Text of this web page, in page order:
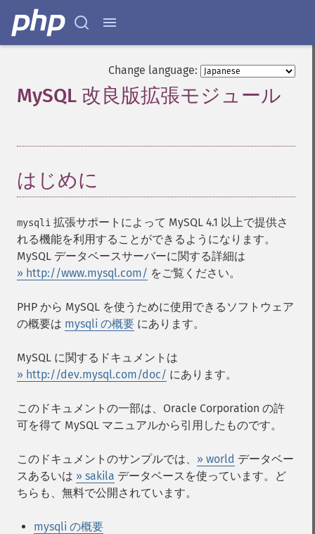
Change language:
MySQL 改良版拡張モジュール
はじめに
mysqli 拡張サポートによって MySQL 4.1 以上で提供さ
れる機能を利用することができるようになります。
MySQL データベースサーバーに関する詳細は
» http://www.mysql.com/ をご覧ください。
PHP から MySQL を使うために使用できるソフトウェア
の概要は mysqli の概要 にあります。
MySQL に関するドキュメントは
» http://dev.mysql.com/doc/ にあります。
このドキュメントの一部は、Oracle Corporation の許
可を得て MySQL マニュアルから引用したものです。
このドキュメントのサンプルでは、 » world データベー
スあるいは » sakila データベースを使っています。ど
ちらも、無料で公開されています。
mysqli の概要